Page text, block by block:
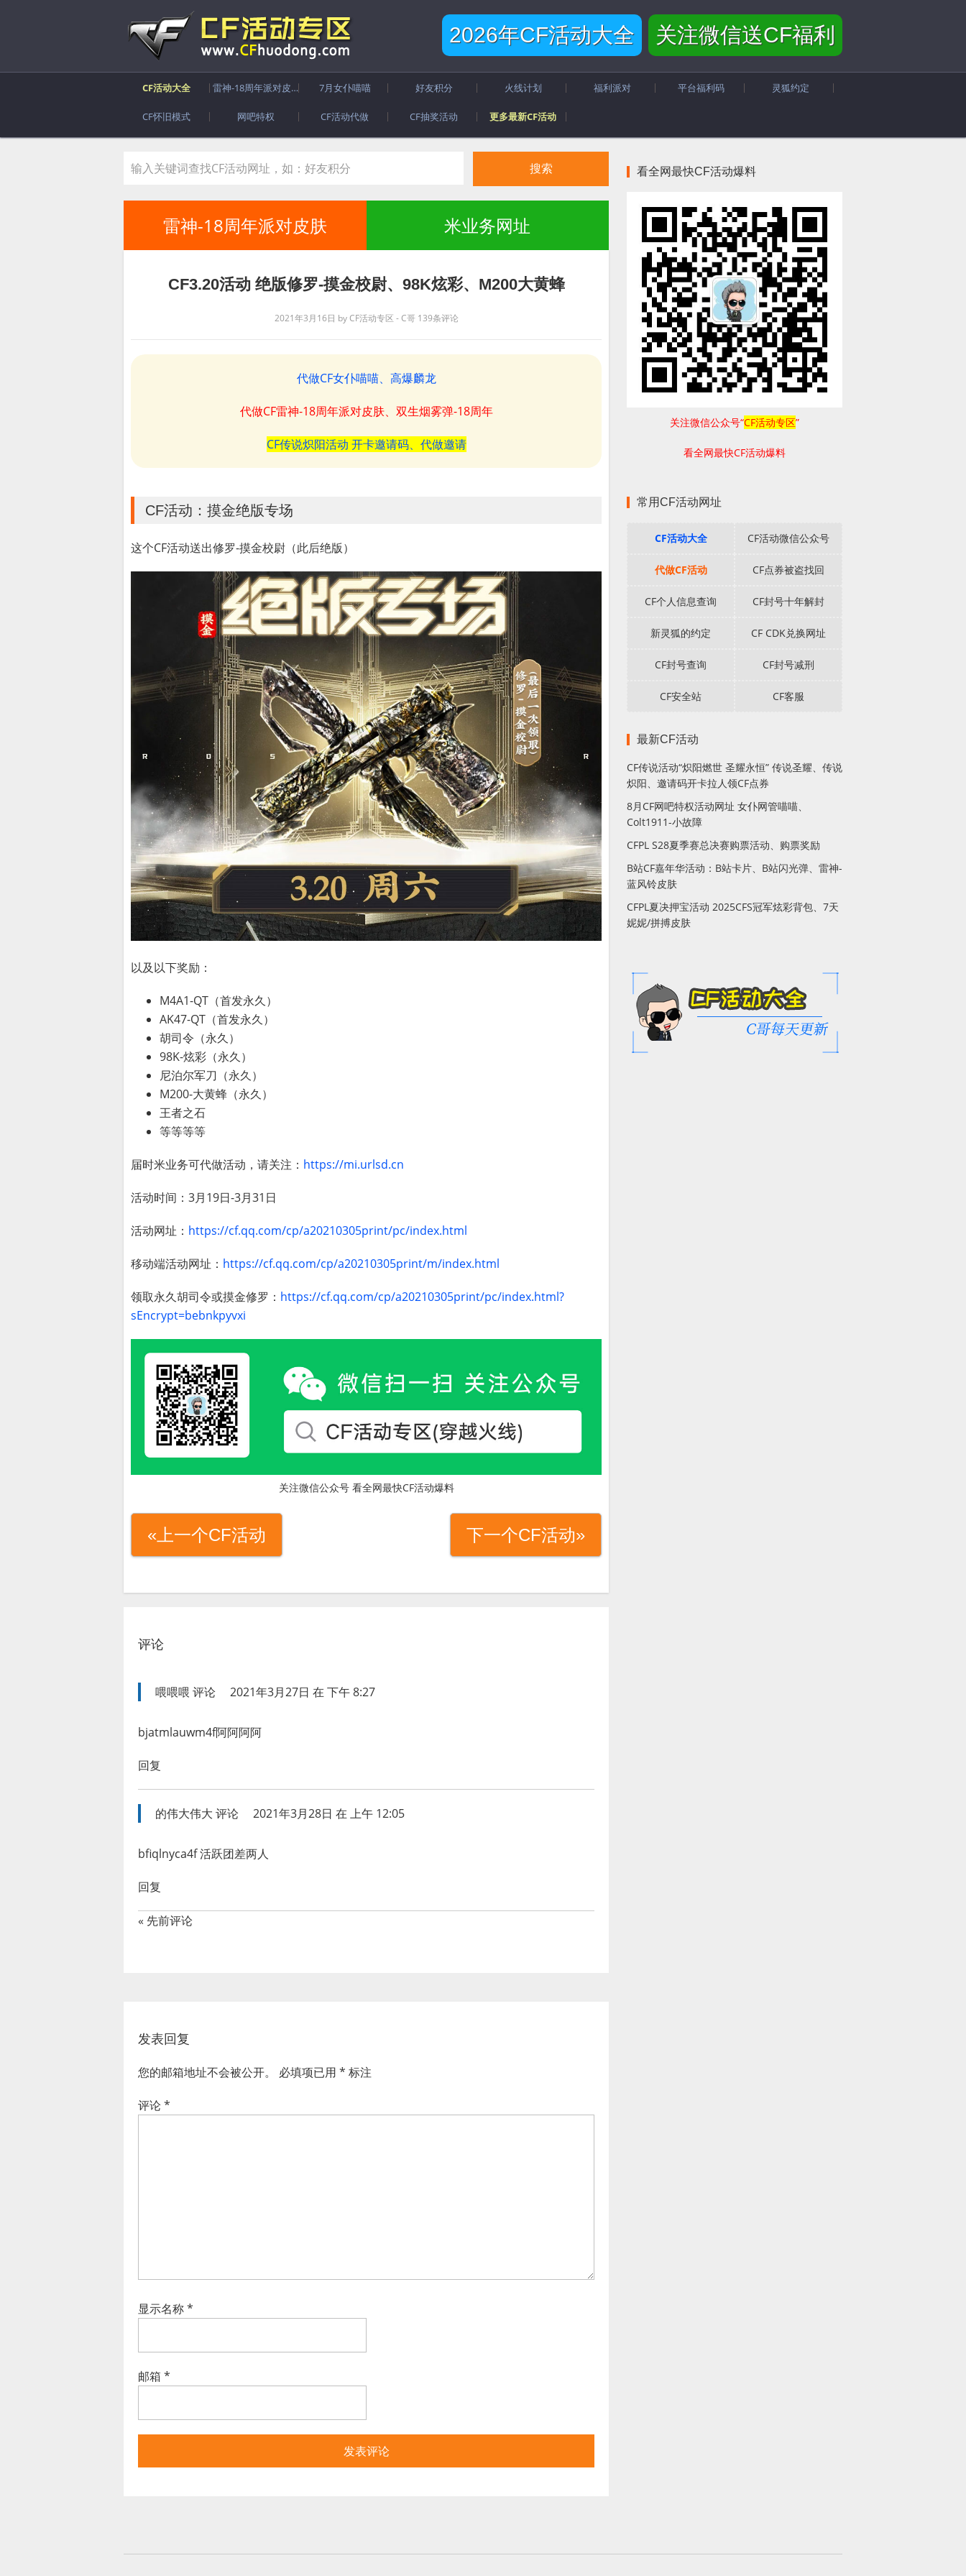
2026年CF活动大全 关注微信送CF福利
CF活动大全 雷神-18周年派对皮肤 7月女仆喵喵 好友积分 火线计划 福利派对 平台福利码 灵狐约定
CF怀旧模式 网吧特权 CF活动代做 CF抽奖活动 更多最新CF活动
雷神-18周年派对皮肤 米业务网址
CF3.20活动 绝版修罗-摸金校尉、98K炫彩、M200大黄蜂
2021年3月16日 byCF活动专区 - C哥 139条评论
代做CF女仆喵喵、高爆麟龙
代做CF雷神-18周年派对皮肤、双生烟雾弹-18周年
CF传说炽阳活动 开卡邀请码、代做邀请
CF活动：摸金绝版专场
这个CF活动送出修罗-摸金校尉（此后绝版）
以及以下奖励：
M4A1-QT（首发永久）
AK47-QT（首发永久）
胡司令（永久）
98K-炫彩（永久）
尼泊尔军刀（永久）
M200-大黄蜂（永久）
王者之石
等等等等
届时米业务可代做活动，请关注： https://mi.urlsd.cn
活动时间：3月19日-3月31日
活动网址： https://cf.qq.com/cp/a20210305print/pc/index.html
移动端活动网址： https://cf.qq.com/cp/a20210305print/m/index.html
领取永久胡司令或摸金修罗： https://cf.qq.com/cp/a20210305print/pc/index.html?
sEncrypt=bebnkpyvxi
关注微信公众号 看全网最快CF活动爆料
«上一个CF活动 下一个CF活动»
评论
喂喂喂 评论 2021年3月27日 在 下午 8:27
bjatmlauwm4f阿阿阿阿
回复
的伟大伟大 评论 2021年3月28日 在 上午 12:05
bfiqlnyca4f 活跃团差两人
回复
« 先前评论
发表回复
您的邮箱地址不会被公开。 必填项已用 * 标注
评论*
显示名称*
邮箱 *
看全网最快CF活动爆料
关注微信公众号“CF活动专区”
看全网最快CF活动爆料
常用CF活动网址
CF活动大全 CF活动微信公众号
代做CF活动 CF点券被盗找回
CF个人信息查询 CF封号十年解封
新灵狐的约定 CF CDK兑换网址
CF封号查询 CF封号减刑
CF安全站 CF客服
最新CF活动
CF传说活动“炽阳燃世 圣耀永恒” 传说圣耀、传说
炽阳、邀请码开卡拉人领CF点券
8月CF网吧特权活动网址 女仆网管喵喵、
Colt1911-小故障
CFPL S28夏季赛总决赛购票活动、购票奖励
B站CF嘉年华活动：B站卡片、B站闪光弹、雷神-
蓝风铃皮肤
CFPL夏决押宝活动 2025CFS冠军炫彩背包、7天
妮妮/拼搏皮肤